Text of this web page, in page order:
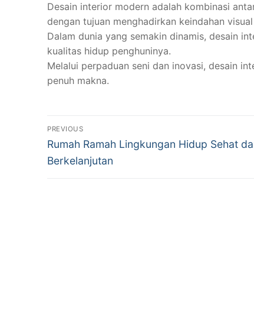
Desain interior modern adalah kombinasi
dengan tujuan menghadirkan keindahan
Dalam dunia yang semakin dinamis, desain
kualitas hidup penghuninya.
Melalui perpaduan seni dan inovasi, desain
penuh makna.
Navigasi
pos
PREVIOUS
Previous
post:
Rumah Ramah Lingkungan Hidup Sehat
Berkelanjutan